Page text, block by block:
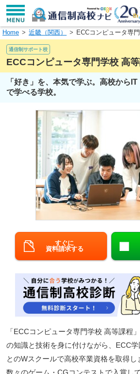
学校名で探す
エリアから探す
北陸
中国
九州
閉じる
Home 近畿（関西） ECCコンピュータ専
通信制サポート校
ECCコンピュータ専門学校 高
「好き」を、本気で学ぶ。高校から
で学べる学校。
すぐに
資料請求する
「ECCコンピュータ専門学校 高等課程
の知識と技術を身に付けながら、ECC学
とのWスクールで高校卒業資格を取得し
数々のゲーム・CGコンテストで入賞し